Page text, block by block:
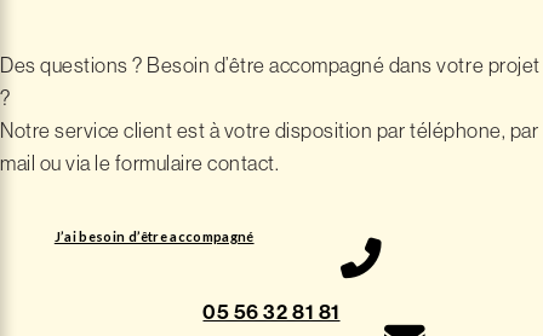
Des questions ? Besoin d’être accompagné dans votre projet
?
Notre service client est à votre disposition par téléphone, par
mail ou via le formulaire contact.
J’ai besoin d’être accompagné
05 56 32 81 81